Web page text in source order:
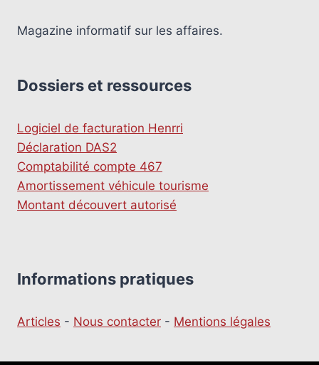
Magazine informatif sur les affaires.
Dossiers et ressources
Logiciel de facturation Henrri
Déclaration DAS2
Comptabilité compte 467
Amortissement véhicule tourisme
Montant découvert autorisé
Informations pratiques
Articles - Nous contacter - Mentions légales